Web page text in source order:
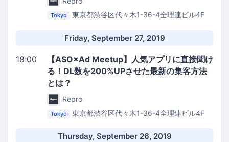
Tokyo
東京都渋谷区代々木1-36-4全理連ビル4F
Friday, September 27, 2019
18:00
【ASO×Ad Meetup】人気アプリに直接聞け
る！DL数を200%UPさせた最新の集客方法
とは？
Repro
Tokyo
東京都渋谷区代々木1-36-4全理連ビル4F
Thursday, September 26, 2019